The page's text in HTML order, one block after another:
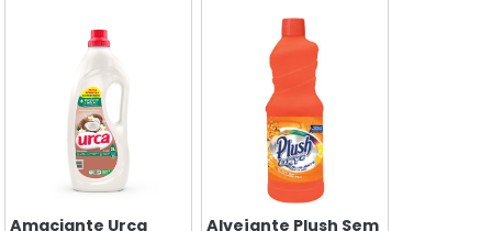
Amaciante Urca
Alvejante Plush Sem